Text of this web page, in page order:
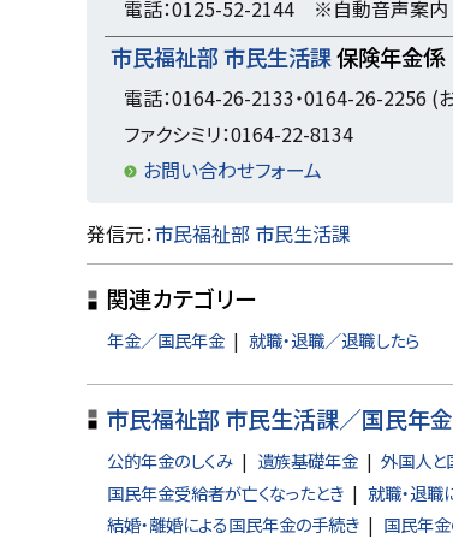
電話：0125-52-2144 ※自動音声案
市民福祉部 市民生活課保険年金係
電話：0164-26-2133・0164-26-2256 (
ファクシミリ：0164-22-8134
お問い合わせフォーム
ト
ッ
プ
に
る
発信元：市民福祉部 市民生活課
関連カテゴリー
年金／国民年金 就職・退職／退職したら
市民福祉部 市民生活課／国民年金
公的年金のしくみ 遺族基礎年金 外国人と
国民年金受給者が亡くなったとき
就職・退職
結婚・離婚による国民年金の手続き
国民年金